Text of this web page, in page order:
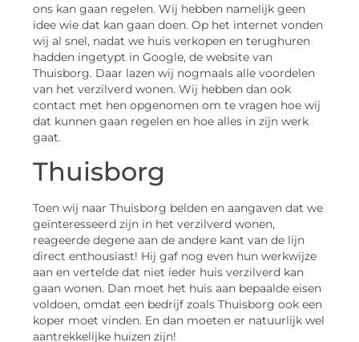
ons kan gaan regelen. Wij hebben namelijk geen
idee wie dat kan gaan doen. Op het internet vonden
wij al snel, nadat we huis verkopen en terughuren
hadden ingetypt in Google, de website van
Thuisborg. Daar lazen wij nogmaals alle voordelen
van het verzilverd wonen. Wij hebben dan ook
contact met hen opgenomen om te vragen hoe wij
dat kunnen gaan regelen en hoe alles in zijn werk
gaat.
Thuisborg
Toen wij naar Thuisborg belden en aangaven dat we
geïnteresseerd zijn in het verzilverd wonen,
reageerde degene aan de andere kant van de lijn
direct enthousiast! Hij gaf nog even hun werkwijze
aan en vertelde dat niet ieder huis verzilverd kan
gaan wonen. Dan moet het huis aan bepaalde eisen
voldoen, omdat een bedrijf zoals Thuisborg ook een
koper moet vinden. En dan moeten er natuurlijk wel
aantrekkelijke huizen zijn!